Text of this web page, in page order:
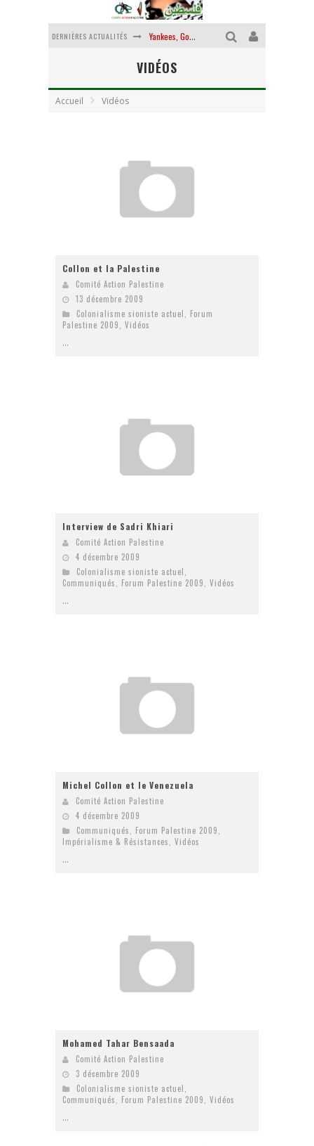
DERNIÈRES ACTUALITÉS Yankees, Go home !
La révolution ou rien
VIDÉOS
Accueil Vidéos
Collon et la Palestine
Comité Action Palestine
13 décembre 2009
Colonialisme sioniste actuel
Forum
Palestine 2009
Vidéos
...
Interview de Sadri Khiari
Comité Action Palestine
4 décembre 2009
Colonialisme sioniste actuel,
Communiqués, Forum Palestine 2009, Vidéos
...
Michel Collon et le Venezuela
Comité Action Palestine
4 décembre 2009
Communiqués
Forum Palestine 2009
Impérialisme & Résistances
Vidéos
...
Mohamed Tahar Bensaada
Comité Action Palestine
3 décembre 2009
Colonialisme sioniste actuel
Communiqués
Forum Palestine 2009 Vidéos
...